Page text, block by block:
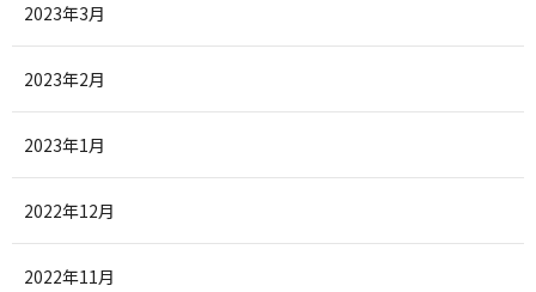
2023年3月
2023年2月
2023年1月
2022年12月
2022年11月